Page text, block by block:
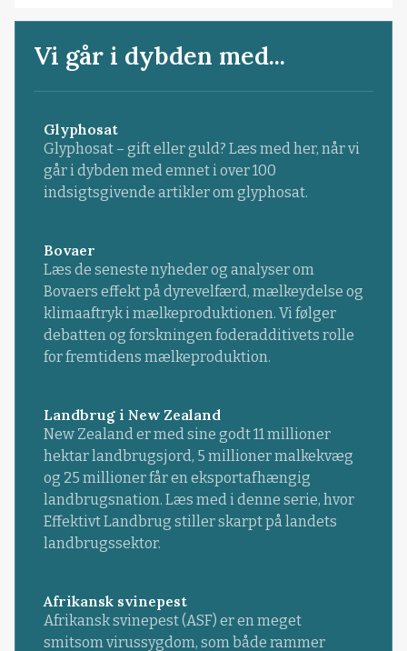
Vi går i dybden med...
Glyphosat
Glyphosat – gift eller guld? Læs med her, når vi
går i dybden med emnet i over 100
indsigtsgivende artikler om glyphosat.
Bovaer
Læs de seneste nyheder og analyser om
Bovaers effekt på dyrevelfærd, mælkeydelse og
klimaaftryk i mælkeproduktionen. Vi følger
debatten og forskningen foderadditivets rolle
for fremtidens mælkeproduktion.
Landbrug i New Zealand
New Zealand er med sine godt 11 millioner
hektar landbrugsjord, 5 millioner malkekvæg
og 25 millioner får en eksportafhængig
landbrugsnation. Læs med i denne serie, hvor
Effektivt Landbrug stiller skarpt på landets
landbrugssektor.
Afrikansk svinepest
Afrikansk svinepest (ASF) er en meget
smitsom virussygdom, som både rammer